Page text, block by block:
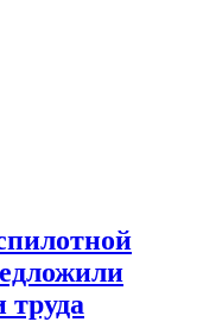
труда